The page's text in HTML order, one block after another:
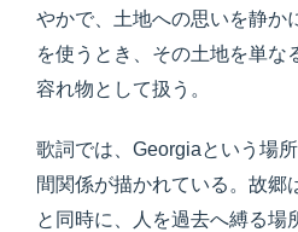
やかで、土地への思いを静か
を使うとき、その土地を単な
容れ物として扱う。
歌詞では、Georgiaという場
間関係が描かれている。故郷
と同時に、人を過去へ縛る場